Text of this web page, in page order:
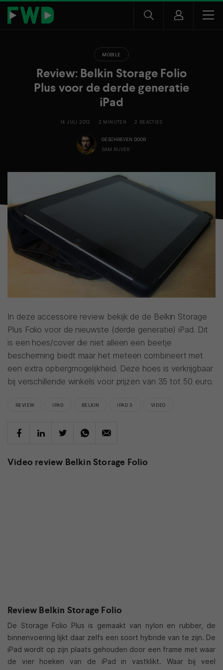
MOBILE
Review: Belkin Storage Folio
Plus voor de derde generatie
iPad
14 JULI 2012 2 MINUTEN 2 REACTIES
GESCHREVEN DOOR
SAM RIJVER
In deze accessoire review bekijk de de Belkin Storage
Plus Folio voor de nieuwste (derde generatie) iPad. Dit
is een hoes/cover die niet alleen een beetje
bescherming biedt maar het meteen combineert met
een extra opbergmogelijkheid. Deze hoes is verkrijgbaar
bij verschillende winkels voor prijzen van 35 tot 50 euro.
REVIEW IPAD BELKIN IPAD 3 VIDEO
Video review Belkin Storage Folio
Review Belkin Storage Folio
De Storage Folio Plus is gemaakt van nylon en rubber, de
binnenvoering lijkt daar zelfs een soort hybride van te zijn. De
iPad wordt op zijn plaats gehouden door een frame met waar
de vier hoeken van de iPad in vastklikt. Waar bij veel